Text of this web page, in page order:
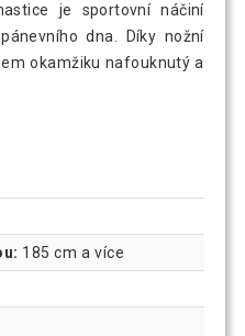
je sportovní náčiní
dna. Díky nožní
okamžiku nafouknutý a
185 cm a více